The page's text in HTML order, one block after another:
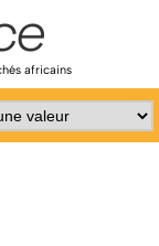
africains